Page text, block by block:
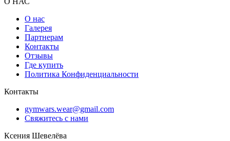
О нас
Галерея
Партнерам
Контакты
Отзывы
Где купить
Политика Конфиденциальности
Контакты
gymwars.wear@gmail.com
Свяжитесь с нами
Ксения Шевелёва